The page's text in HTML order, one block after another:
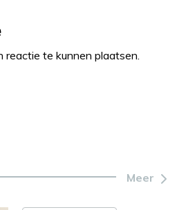
reactie te kunnen plaatsen.
Meer